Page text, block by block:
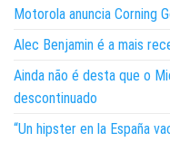
Motorola anuncia Corning
Alec Benjamin é a mais
Ainda não é desta que o
descontinuado
“Un hipster en la España